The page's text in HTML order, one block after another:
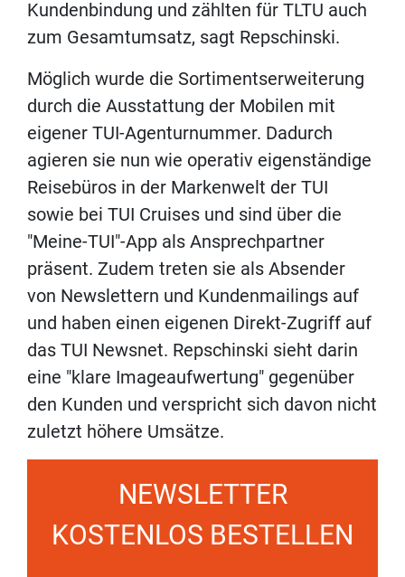
Kundenbindung und zählten für TLTU auch
zum Gesamtumsatz, sagt Repschinski.
Möglich wurde die Sortimentserweiterung
durch die Ausstattung der Mobilen mit
eigener TUI-Agenturnummer. Dadurch
agieren sie nun wie operativ eigenständige
Reisebüros in der Markenwelt der TUI
sowie bei TUI Cruises und sind über die
"Meine-TUI"-App als Ansprechpartner
präsent. Zudem treten sie als Absender
von Newslettern und Kundenmailings auf
und haben einen eigenen Direkt-Zugriff auf
das TUI Newsnet. Repschinski sieht darin
eine "klare Imageaufwertung" gegenüber
den Kunden und verspricht sich davon nicht
zuletzt höhere Umsätze.
NEWSLETTER
KOSTENLOS BESTELLEN